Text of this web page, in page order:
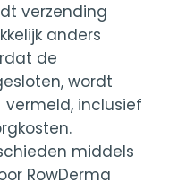
verzending
anders
de
wordt
inclusief
middels
RowDerma